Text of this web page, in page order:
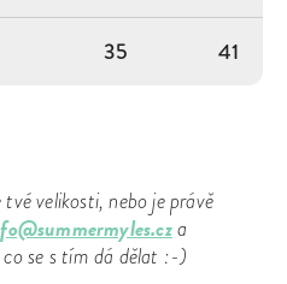
35 41
velikosti, nebo je právě
a
se s tím dá dělat :-)